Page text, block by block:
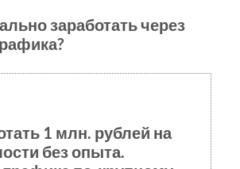
заработать через
1 млн. рублей на
без опыта.